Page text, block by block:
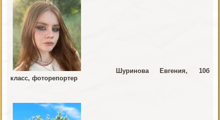
Шуринова Евгения, 10б
класс, фоторепортер